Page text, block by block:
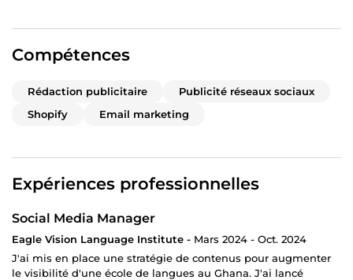
Compétences
Rédaction publicitaire
Publicité réseaux sociaux
Shopify
Email marketing
Expériences professionnelles
Social Media Manager
Eagle Vision Language Institute - Mars 2024 - Oct. 2024
J'ai mis en place une stratégie de contenus pour augmenter
le visibilité d'une école de langues au Ghana. J'ai lancé